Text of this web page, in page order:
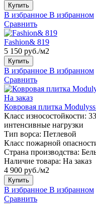
Купить
В избранное В избранном
Сравнить
Fashion& 819
5 150 руб./м2
Купить
В избранное В избранном
Сравнить
На заказ
Ковровая плитка
Класс износостойкости:
интенсивные нагрузки
Тип ворса: Петлевой
Класс пожарной
Страна производства:
Наличие товара: На заказ
4 900 руб./м2
Купить
В избранное В избранном
Сравнить